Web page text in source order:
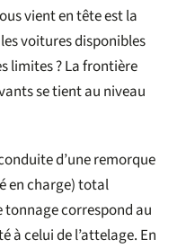
vient en tête est la
voitures disponibles
limites ? La frontière
se tient au niveau
d’une remorque
en charge) total
tonnage correspond au
à celui de l’attelage. En